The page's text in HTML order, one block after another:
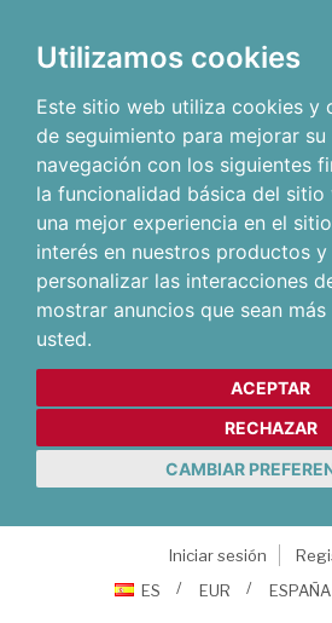
Utilizamos cookies
Este sitio web utiliza cookies y
de seguimiento para mejorar
navegación con los siguientes
la funcionalidad básica del sitio
una mejor experiencia en el
interés en nuestros productos
personalizar las interacciones
mostrar anuncios que sean
usted.
ACEPTAR
RECHAZAR
CAMBIAR
Iniciar sesión
ES
EUR